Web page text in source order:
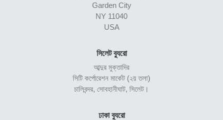
Garden City
NY 11040
USA
সিলেট ব্যুরো
আব্দুর মুক্তাদির
সিটি কর্পোরেশন মার্কেট (২য় তলা)
চালিবন্দর, সোবহানীঘাট, সিলেট।
ঢাকা ব্যুরো